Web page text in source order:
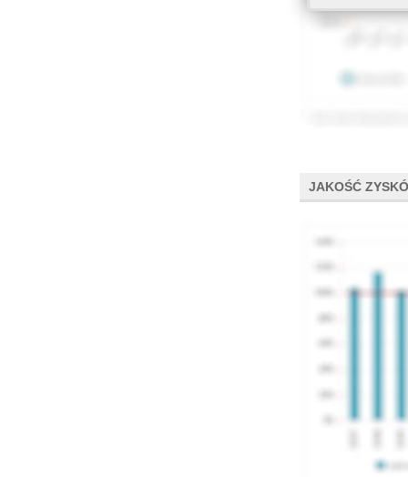
JAKOŚĆ